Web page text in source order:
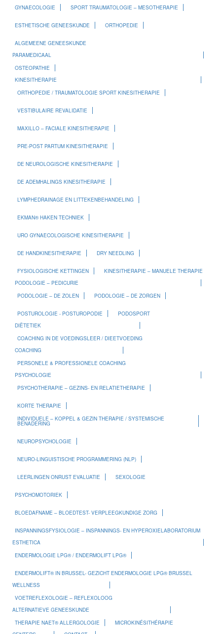
GYNAECOLOGIE
SPORT TRAUMATOLOGIE – MESOTHERAPIE
ESTHETISCHE GENEESKUNDE ORTHOPEDIE
ALGEMEENE GENEESKUNDE
PARAMEDICAAL
OSTEOPATHIE
KINESITHERAPIE
ORTHOPEDIE / TRAUMATOLOGIE SPORT KINESITHERAPIE
VESTIBULAIRE REVALIDATIE
MAXILLO – FACIALE KINESITHERAPIE
PRE-POST PARTUM KINESITHERAPIE
DE NEUROLOGISCHE KINESITHERAPIE
DE ADEMHALINGS KINESITHERAPIE
LYMPHEDRAINAGE EN LITTEKENBEHANDELING
EKMAN® HAKEN TECHNIEK
URO GYNAECOLOGISCHE KINESITHERAPIE
DE HANDKINESITHERAPIE DRY NEEDLING
FYSIOLOGISCHE KETTINGEN
KINESITHERAPIE – MANUELE THERAPIE
PODOLOGIE – PEDICURIE
PODOLOGIE – DE ZOLEN
PODOLOGIE – DE ZORGEN
POSTUROLOGIE - POSTUROPODIE
PODOSPORT
DIËTETIEK
COACHING IN DE VOEDINGSLEER / DIEETVOEDING
COACHING
PERSONELE & PROFESSIONELE COACHING
PSYCHOLOGIE
PSYCHOTHERAPIE – GEZINS- EN RELATIETHERAPIE
KORTE THERAPIE
INDIVIDUELE – KOPPEL & GEZIN THERAPIE / SYSTEMISCHE
BENADERING
NEUROPSYCHOLOGIE
NEURO-LINGUISTISCHE PROGRAMMERING (NLP)
LEERLINGEN ONRUST EVALUATIE SEXOLOGIE
PSYCHOMOTORIEK
BLOEDAFNAME – BLOEDTEST- VERPLEEGKUNDIGE ZORG
INSPANNINGSFYSIOLOGIE – INSPANNINGS- EN HYPEROXIELABORATORIUM
ESTHETICA
ENDERMOLOGIE LPG® / ENDERMOLIFT LPG®
ENDERMOLIFT® IN BRUSSEL- GEZICHT ENDERMOLOGIE LPG® BRUSSEL
WELLNESS
VOETREFLEXOLOGIE – REFLEXOLOOG
ALTERNATIEVE GENEESKUNDE
THERAPIE NAET® ALLERGOLOGIE
MICROKINÉSITHÉRAPIE